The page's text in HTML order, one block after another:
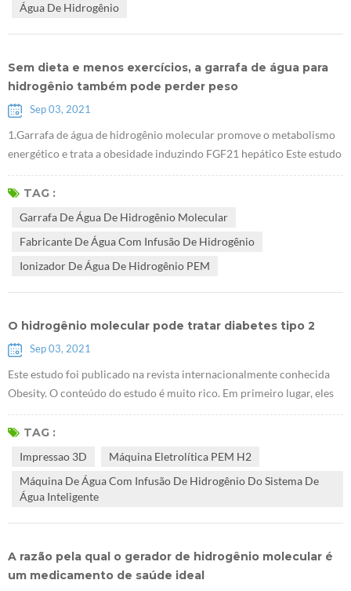
indicador c...
Água De Hidrogênio
Sem dieta e menos exercícios, a garrafa de água para
hidrogênio também pode perder peso
Sep 03, 2021
1.Garrafa de água de hidrogênio molecular promove o metabolismo
energético e trata a obesidade induzindo FGF21 hepático Este estudo
foi realizado em ratos obesos. Provou que Fabricante de água com
infusão de hidrogênio pode reduzir o peso corporal sem afetar a
dieta, e que esse efeito está relacionado ao FGF21, que é um novo
que I...
TAG :
Garrafa De Água De Hidrogênio Molecular
Fabricante De Água Com Infusão De Hidrogênio
Ionizador De Água De Hidrogênio PEM
O hidrogênio molecular pode tratar diabetes tipo 2
Sep 03, 2021
Este estudo foi publicado na revista internacionalmente conhecida
Obesity. O conteúdo do estudo é muito rico. Em primeiro lugar, eles
descobriram queE Máquina eletrolítica PEM H2 pode promover o
acúmulo de glicogênio no fígado. Eles usaram camundongos db / db
Health...
TAG :
Impressao 3D
Máquina Eletrolítica PEM H2
Máquina De Água Com Infusão De Hidrogênio Do Sistema De
Água Inteligente
A razão pela qual o gerador de hidrogênio molecular é
um medicamento de saúde ideal